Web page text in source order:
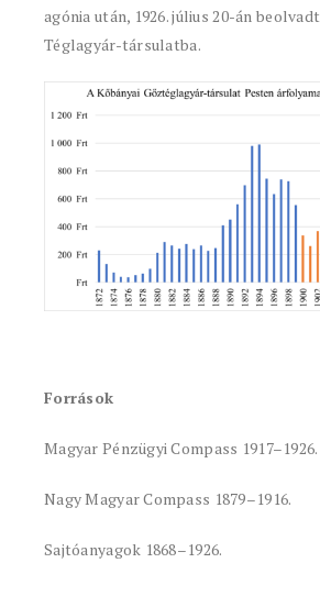
agónia után, 1926. július 20-án
Téglagyár-társulatba.
Források
Magyar Pénzügyi Compass 1917–1926.
Nagy Magyar Compass 1879–1916.
Sajtóanyagok 1868–1926.